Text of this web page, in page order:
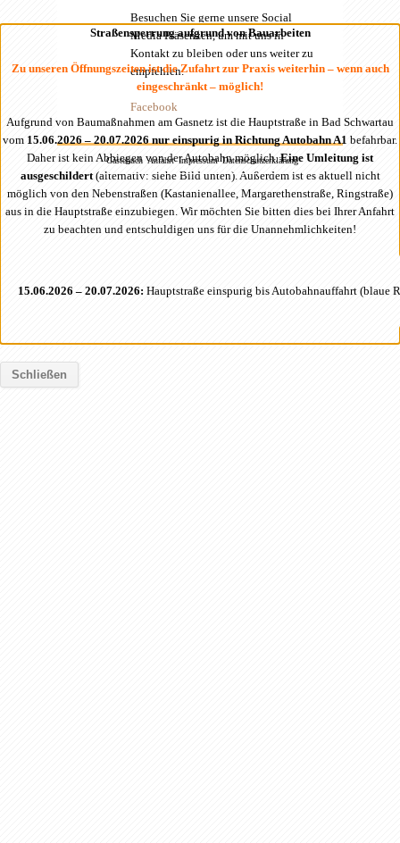
Besuchen Sie gerne unsere Social
Media Präsenzen, um mit uns in
Kontakt zu bleiben oder uns weiter zu
empfehlen.
Facebook
Gästebuch Anfahrt Impressum Datenschutzerklärung
Straßensperrung aufgrund von Bauarbeiten
Zu unseren Öffnungszeiten ist die Zufahrt zur Praxis weiterhin – wenn auch
eingeschränkt – möglich!
Aufgrund von Baumaßnahmen am Gasnetz ist die Hauptstraße in Bad Schwartau
vom 15.06.2026 – 20.07.2026 nur einspurig in Richtung Autobahn A1 befahrbar.
Daher ist kein Abbiegen von der Autobahn möglich.Eine Umleitung ist
ausgeschildert(alternativ: siehe Bild unten). Außerdem ist es aktuell nicht
möglich von den Nebenstraßen (Kastanienallee, Margarethenstraße, Ringstraße)
aus in die Hauptstraße einzubiegen. Wir möchten Sie bitten dies bei Ihrer Anfahrt
zu beachten und entschuldigen uns für die Unannehmlichkeiten!
15.06.2026 – 20.07.2026: Hauptstraße einspurig bis Autobahnauffahrt (blaue
Schließen